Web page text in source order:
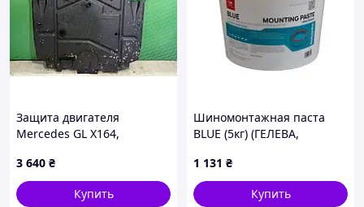
Защита двигателя
Mercedes GL X164,
3 640 ₴
Купить
Шиномонтажная паста
BLUE (5кг) (ГЕЛЕВА,
уплотнителем)
1 131 ₴
Купить